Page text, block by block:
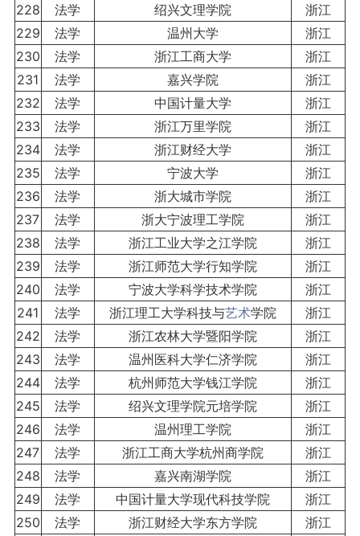
228
法学 绍兴文理学院
浙江
229
法学 温州大学
浙江
230
法学 浙江工商大学
浙江
231
法学 嘉兴学院
浙江
232
法学 中国计量大学
浙江
233
法学 浙江万里学院
浙江
234
法学 浙江财经大学
浙江
235
法学 宁波大学
浙江
236
法学 浙大城市学院
浙江
237
法学 浙大宁波理工学院
浙江
238
法学 浙江工业大学之江学院
浙江
239
法学 浙江师范大学行知学院
浙江
240
法学 宁波大学科学技术学院
浙江
241
法学 浙江理工大学科技与艺术学院
浙江
242
法学 浙江农林大学暨阳学院
浙江
243
法学 温州医科大学仁济学院
浙江
244
法学 杭州师范大学钱江学院
浙江
245
法学 绍兴文理学院元培学院
浙江
246
法学 温州理工学院
浙江
247
法学 浙江工商大学杭州商学院
浙江
248
法学 嘉兴南湖学院
浙江
249
法学 中国计量大学现代科技学院
浙江
250
法学 浙江财经大学东方学院
浙江